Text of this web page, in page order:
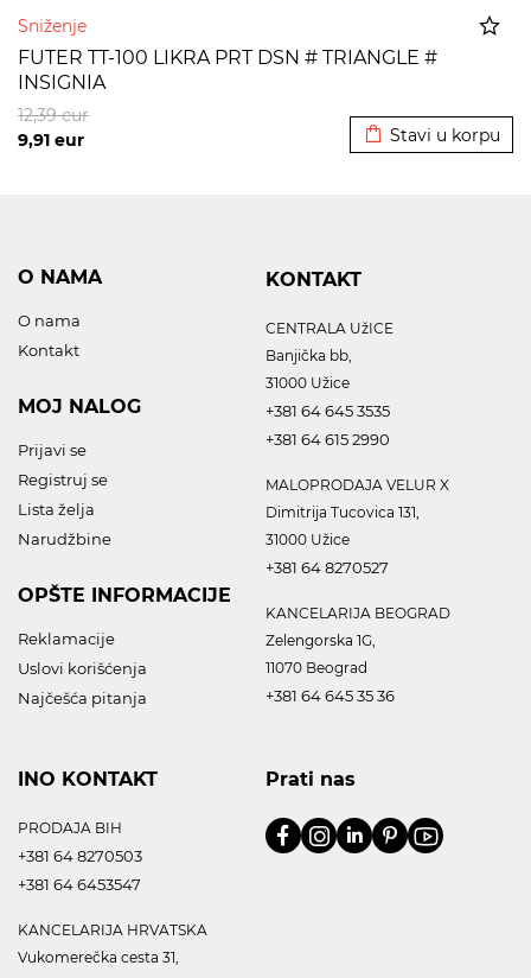
Sniženje
FUTER TT-100 LIKRA PRT DSN # TRIANGLE #
INSIGNIA
9,91 eur
12,39eur
Stavi u korpu
O NAMA
O nama
Kontakt
MOJ NALOG
Prijavi se
Registruj se
Lista želja
Narudžbine
OPŠTE INFORMACIJE
Reklamacije
Uslovi korišćenja
Najčešća pitanja
KONTAKT
CENTRALA UžICE
Banjička bb,
31000 Užice
+381 64 645 3535
+381 64 615 2990
MALOPRODAJA VELUR X
Dimitrija Tucovica 131,
31000 Užice
+381 64 8270527
KANCELARIJA BEOGRAD
Zelengorska 1G,
11070 Beograd
+381 64 645 35 36
INO KONTAKT
PRODAJA BIH
+381 64 8270503
+381 64 6453547
KANCELARIJA HRVATSKA
Vukomerečka cesta 31,
Prati nas